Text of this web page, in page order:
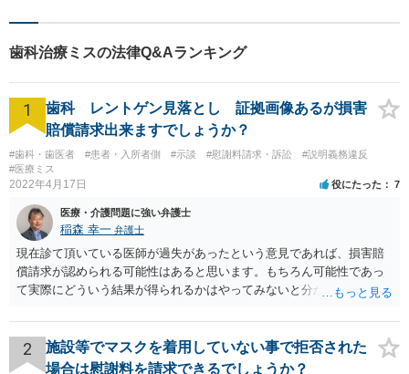
歯科治療ミスの法律Q&Aランキング
1
歯科 レントゲン見落とし 証拠画像あるが損害
賠償請求出来ますでしょうか？
#歯科・歯医者 #患者・入所者側 #示談 #慰謝料請求・訴訟
#説明義務違反
#医療ミス
2022年4月17日 役にたった 7
医療・介護問題に強い弁護士
稲森 幸一 弁護士
現在診て頂いている医師が過失があったという意見であれば、損害賠
償請求が認められる可能性はあると思います。もちろん可能性であっ
て実際にどういう結果が得られるかはやってみないと分かりません
療費や精神的苦痛を受けた分の慰謝料や仕事に影響があれば休業損害
などが考えられます。 頑張ってください。
2
施設等でマスクを着用していない事で拒否された
場合は慰謝料を請求できるでしょうか？